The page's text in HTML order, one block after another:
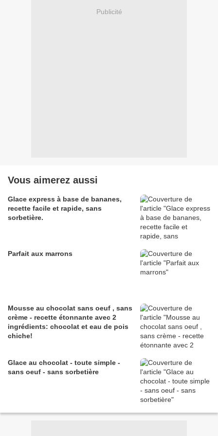
Publicité
Vous aimerez aussi
Glace express à base de bananes,
recette facile et rapide, sans
sorbetière.
Parfait aux marrons
Mousse au chocolat sans oeuf , sans
crème - recette étonnante avec 2
ingrédients: chocolat et eau de pois
chiche!
Glace au chocolat - toute simple -
sans oeuf - sans sorbetière